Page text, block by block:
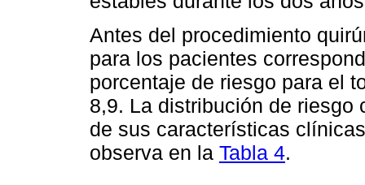
Antes del procedimiento
para los pacientes
porcentaje de riesgo para el
8,9. La distribución de riesgo
de sus características
observa en la Tabla 4.